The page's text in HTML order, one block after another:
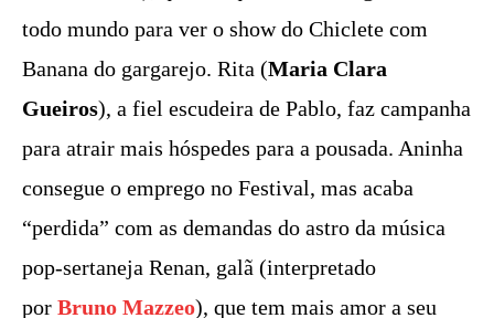
todo mundo para ver o show do Chiclete com
Banana do gargarejo. Rita (Maria Clara
Gueiros), a fiel escudeira de Pablo, faz campanha
para atrair mais hóspedes para a pousada. Aninha
consegue o emprego no Festival, mas acaba
“perdida” com as demandas do astro da música
pop-sertaneja Renan, galã (interpretado
por Bruno Mazzeo), que tem mais amor a seu